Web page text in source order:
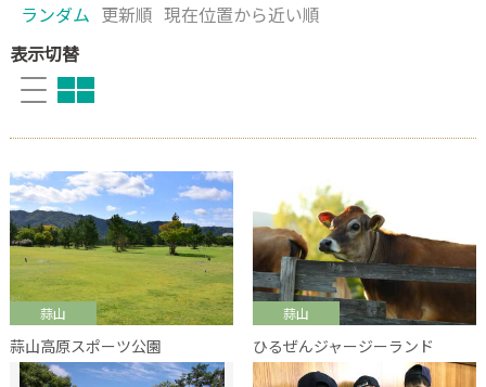
ランダム 更新順 現在位置から近い順
表示切替
蒜山
蒜山高原スポーツ公園
蒜山
ひるぜんジャージーランド